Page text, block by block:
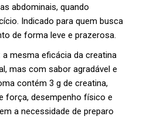
abdominais, quando
Indicado para quem busca
de forma leve e prazerosa.
a mesma eficácia da creatina
mas com sabor agradável e
contém 3 g de creatina,
força, desempenho físico e
a necessidade de preparo